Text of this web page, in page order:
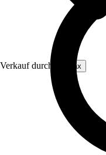
Verkauf durch: Saflax